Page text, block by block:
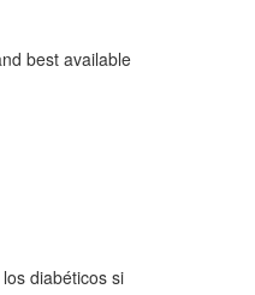
best available
diabéticos si